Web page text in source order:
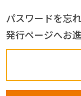
パスワードを忘
発行ページへお